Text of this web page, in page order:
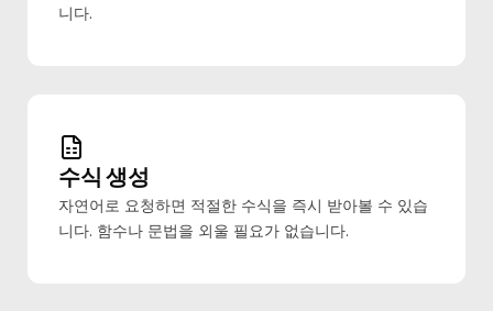
니다.
수식 생성
자연어로 요청하면 적절한 수식을 즉시 받아볼 수 있습
니다. 함수나 문법을 외울 필요가 없습니다.